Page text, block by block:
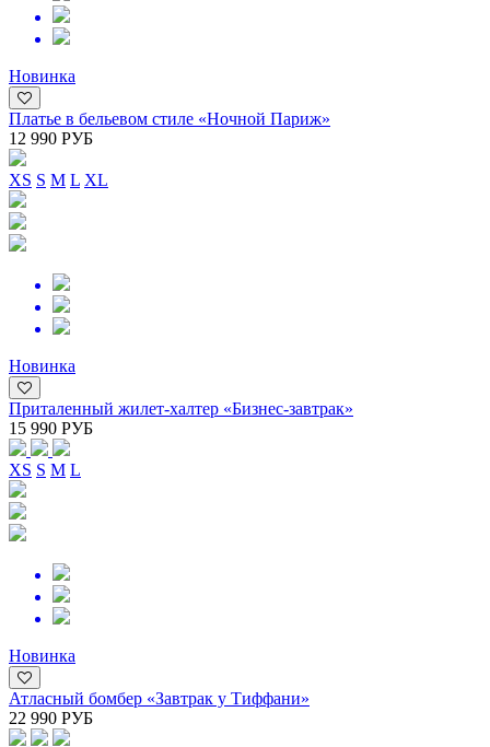
Новинка
Платье в бельевом стиле «Ночной Париж»
12 990 РУБ
XS S M L XL
Новинка
Приталенный жилет-халтер «Бизнес-завтрак»
15 990 РУБ
XS S M L
Новинка
Атласный бомбер «Завтрак у Тиффани»
22 990 РУБ